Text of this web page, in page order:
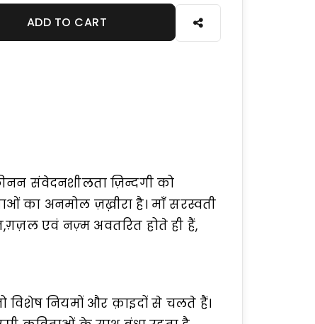
ADD TO CART
संवेदनशीलता ज़िन्दगी को
का अनमोल ज़ख़ीरा है। माँ सरस्वती
एवं नज़्म अवतरित होते ही हैं,
विशेष नियमों और क़ाइदों से चलते हैं।